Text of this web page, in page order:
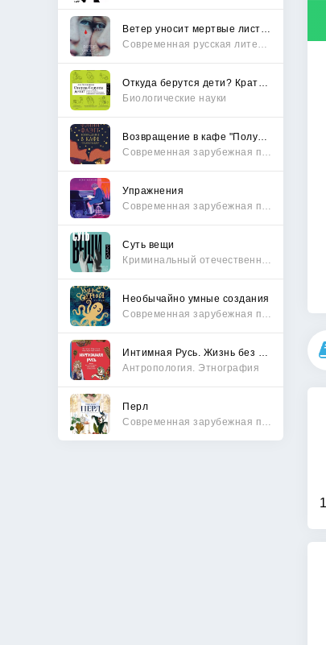
Биологические науки
Упражнения
Суть вещи
Необычайно умные создания
Антропология. Этнография
Перл